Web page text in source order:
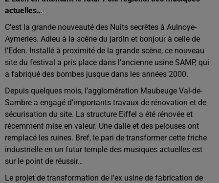
actuelles…
C’est la grande nouveauté des Nuits secrètes à Aulnoye-
Aymeries. Adieu à la scène du jardin et bonjour à celle de
l’Eden. Installé à proximité de la grande scène, ce nouveau
site du festival a pris place dans l’ancienne usine SAMP, qui
a fabriqué des bombes jusque dans les années 2000.
Depuis quelques mois, l’agglomération Maubeuge Val-de-
Sambre a engagé d’importants travaux de rénovation et de
sécurisation du site. La structure Eiffel a été rénovée et
récemment mise en valeur. Une dalle et des pelouses ont
remplacé les ruines. Bref, le pari de transformer cette friche
industrielle en un futur temple des musiques actuelles est
sur le point de réussir…
Le projet de transformation de l’ex usine de fabrication de